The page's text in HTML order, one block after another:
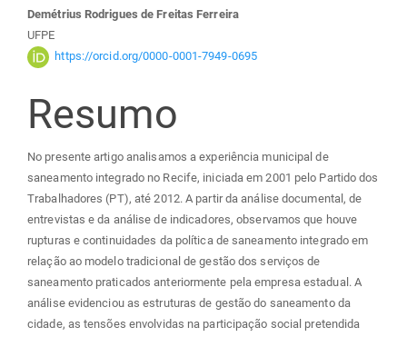
Conteúdo
do
artigo
principal
Demétrius Rodrigues de Freitas Ferreira
UFPE
https://orcid.org/0000-0001-7949-0695
Resumo
No presente artigo analisamos a experiência municipal de
saneamento integrado no Recife, iniciada em 2001 pelo Partido dos
Trabalhadores (PT), até 2012. A partir da análise documental, de
entrevistas e da análise de indicadores, observamos que houve
rupturas e continuidades da política de saneamento integrado em
relação ao modelo tradicional de gestão dos serviços de
saneamento praticados anteriormente pela empresa estadual. A
análise evidenciou as estruturas de gestão do saneamento da
cidade, as tensões envolvidas na participação social pretendida